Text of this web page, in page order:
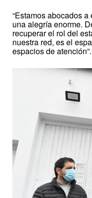
“Estamos abocados
una alegría enorme.
recuperar el rol del
nuestra red, es el
espacios de atención”.